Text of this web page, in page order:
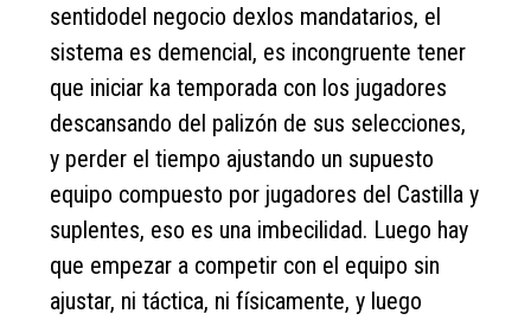
sentidodel negocio dexlos mandatarios, el
sistema es demencial, es incongruente tener
que iniciar ka temporada con los jugadores
descansando del palizón de sus selecciones,
y perder el tiempo ajustando un supuesto
equipo compuesto por jugadores del Castilla y
suplentes, eso es una imbecilidad. Luego hay
que empezar a competir con el equipo sin
ajustar, ni táctica, ni físicamente, y luego